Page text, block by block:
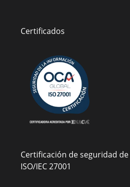
Certificados
Certificación de seguridad
ISO/IEC 27001